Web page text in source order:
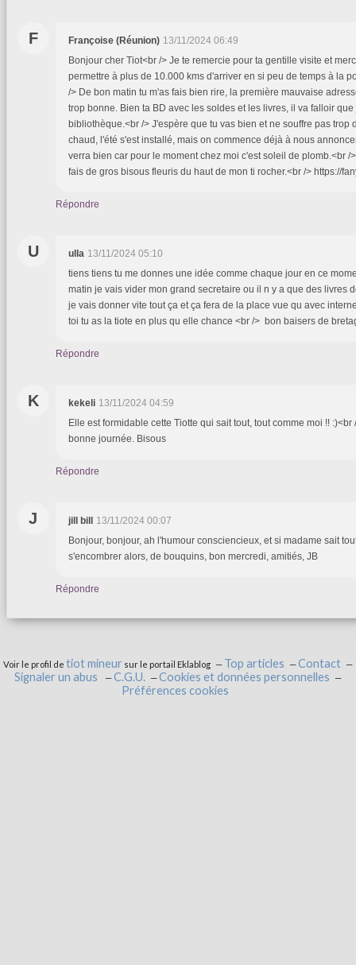
F Françoise (Réunion) 13/11/2024 06:49
Bonjour cher Tiot<br /> Je te remercie pour ta gentille visite et
permettre à plus de 10.000 kms d'arriver en si peu de temps à la
/> De bon matin tu m'as fais bien rire, la première mauvaise
trop bonne. Bien ta BD avec les soldes et les livres, il va falloir
bibliothèque.<br /> J'espère que tu vas bien et ne souffre pas trop
chaud, l'été s'est installé, mais on commence déjà à nous
verra bien car pour le moment chez moi c'est soleil de plomb.<br /
fais de gros bisous fleuris du haut de mon ti rocher.<br /> https://
Répondre
U ulla 13/11/2024 05:10
tiens tiens tu me donnes une idée comme chaque jour en ce
matin je vais vider mon grand secretaire ou il n y a que des livres
je vais donner vite tout ça et ça fera de la place vue qu avec
toi tu as la tiote en plus qu elle chance <br /> bon baisers de
Répondre
K kekeli 13/11/2024 04:59
Elle est formidable cette Tiotte qui sait tout, tout comme moi !!
bonne journée. Bisous
Répondre
J jill bill 13/11/2024 00:07
Bonjour, bonjour, ah l'humour consciencieux, et si madame sait
s'encombrer alors, de bouquins, bon mercredi, amitiés, JB
Répondre
Voir le profil de tiot mineur sur le portail Eklablog Top articles
Contact
Signaler un abus
C.G.U.
Cookies et données personnelles
Préférences cookies